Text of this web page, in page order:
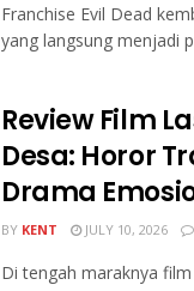
Franchise Evil Dead
yang langsung menjadi
Review Film
Desa: Horor
Drama
BY KENT JULY 10, 2026
Di tengah maraknya